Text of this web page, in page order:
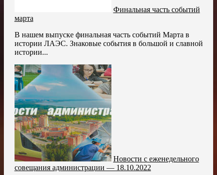
Финальная часть событий
марта
В нашем выпуске финальная часть событий Марта в
истории ЛАЭС. Знаковые события в большой и славной
истории...
Новости с еженедельного
совещания администрации — 18.10.2022